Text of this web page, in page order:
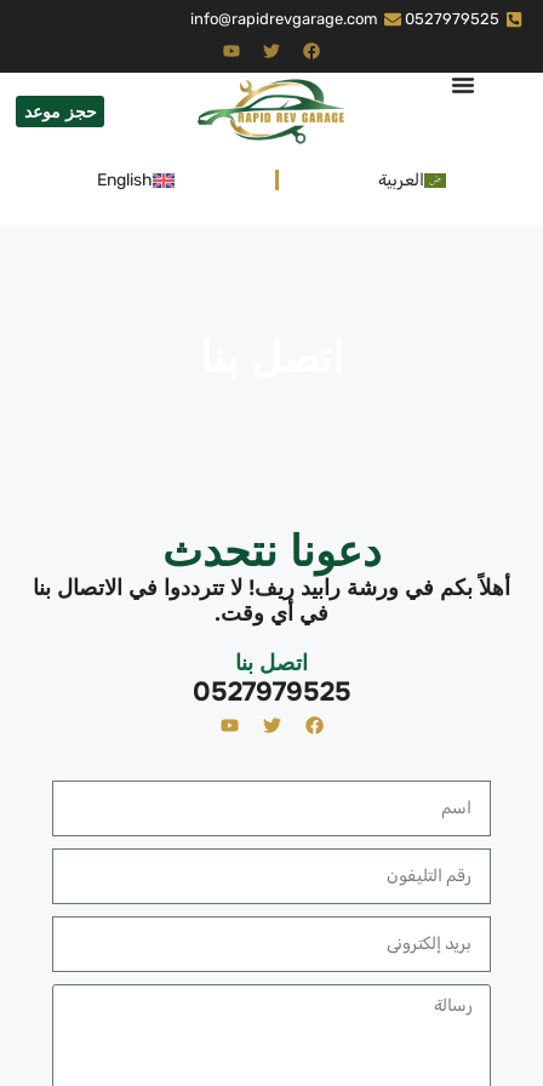
0527979525
info@rapidrevgarage.com
حجز موعد
العربية English
دعونا نتحدث
أهلاً بكم في ورشة رابيد ريف! لا تترددوا في الاتصال بنا
في أي وقت.
اتصل بنا
0527979525